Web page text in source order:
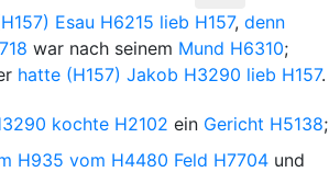
Esau H6215 lieb H157, denn
war nach seinem Mund H6310;
hatte (H157) Jakob H3290 lieb H157.
kochte H2102 ein Gericht H5138;
H935 vom H4480 Feld H7704 und